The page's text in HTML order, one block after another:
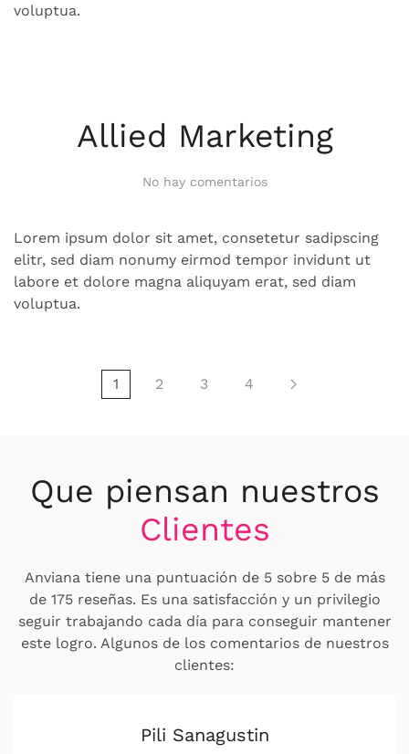
voluptua.
Allied Marketing
No hay comentariosen
Lorem ipsum dolor sit amet, consetetur sadipscing
elitr, sed diam nonumy eirmod tempor invidunt ut
labore et dolore magna aliquyam erat, sed diam
voluptua.
1 2 3 4
Que piensan nuestros
Clientes
Anviana tiene una puntuación de 5 sobre 5 de más
de 175 reseñas. Es una satisfacción y un privilegio
seguir trabajando cada día para conseguir mantener
este logro. Algunos de los comentarios de nuestros
clientes:
Pili Sanagustin